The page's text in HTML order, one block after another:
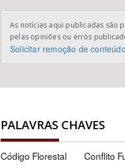
As notícias aqui publicadas são
pelas opiniões ou erros
Solicitar remoção de conteúdo
PALAVRAS CHAVES
Código Florestal Conflito